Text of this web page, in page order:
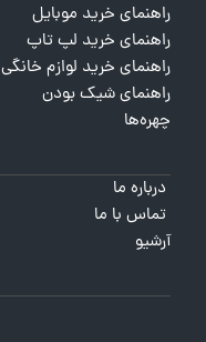
راهنمای خرید موبایل
راهنمای خرید لپ تاپ
راهنمای خرید لوازم خانگی
راهنمای شیک بودن
چهره‌ها
درباره ما
تماس با ما
آرشیو